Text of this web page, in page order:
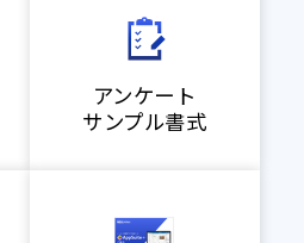
アンケート
サンプル書式